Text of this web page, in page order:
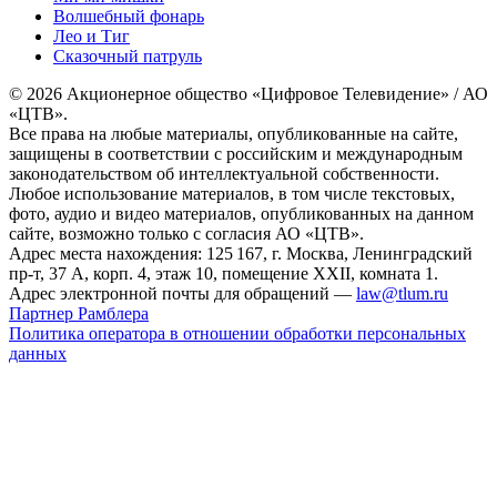
Волшебный фонарь
Лео и Тиг
Сказочный патруль
© 2026 Акционерное общество «Цифровое Телевидение» / АО
«ЦТВ».
Все права на любые материалы, опубликованные на сайте,
защищены в соответствии с российским и международным
законодательством об интеллектуальной собственности.
Любое использование материалов, в том числе текстовых,
фото, аудио и видео материалов, опубликованных на данном
сайте, возможно только с согласия АО «ЦТВ».
Адрес места нахождения: 125 167, г. Москва, Ленинградский
пр-т, 37 А, корп. 4, этаж 10, помещение XXII, комната 1.
Адрес электронной почты для обращений — law@tlum.ru
Партнер Рамблера
Политика оператора в отношении обработки персональных
данных